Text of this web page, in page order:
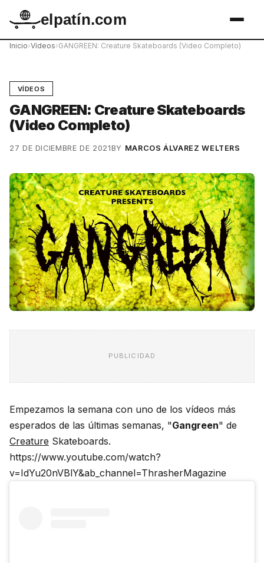
elpatín.com
Inicio›Vídeos›GANGREEN: Creature Skateboards (Video Completo)
VÍDEOS
GANGREEN: Creature Skateboards
(Video Completo)
27 DE DICIEMBRE DE 2021BY MARCOS ÁLVAREZ WELTERS
PUBLICIDAD
Empezamos la semana con uno de los vídeos más
esperados de las últimas semanas, "Gangreen" de
Creature Skateboards.
https://www.youtube.com/watch?
v=IdYu20nVBlY&ab_channel=ThrasherMagazine